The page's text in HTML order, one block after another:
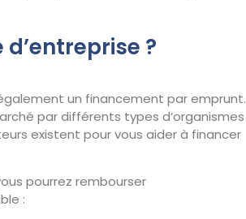
?
un financement par emprunt.
par différents types d’organismes
existent pour vous aider à financer
pourrez rembourser
: